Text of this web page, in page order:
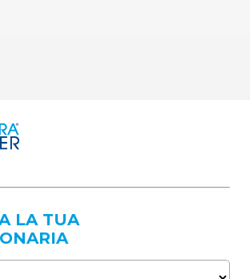
LA TUA